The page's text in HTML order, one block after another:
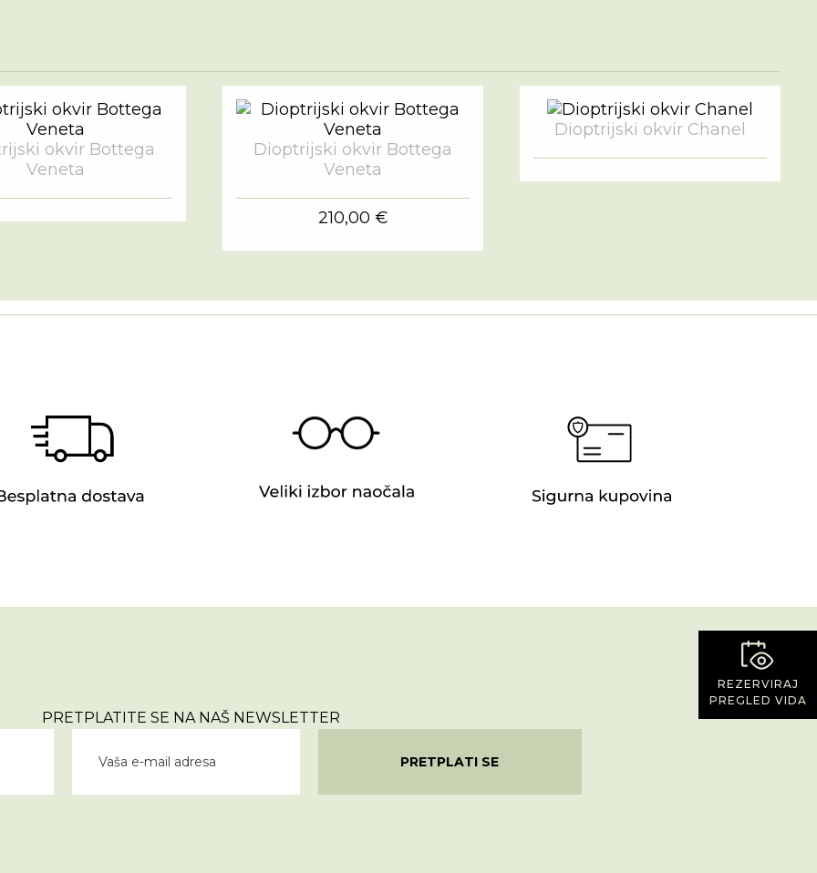
REZERVIRAJ
PREGLED VIDA
okvir Bottega
Veneta
Dioptrijski okvir Bottega
Veneta
210,00 €
Dioptrijski okvir Chanel
PRETPLATITE SE NA NAŠ NEWSLETTER
PRETPLATI SE